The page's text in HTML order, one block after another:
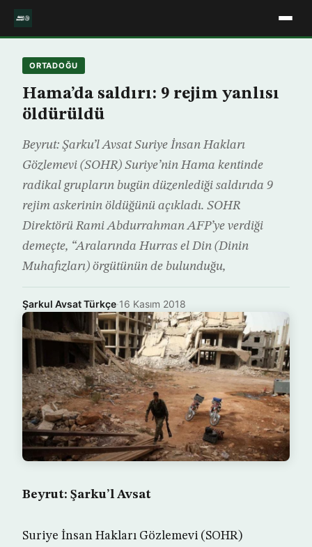
ORTADOĞU
Hama’da saldırı: 9 rejim yanlısı
öldürüldü
Beyrut: Şarku’l Avsat Suriye İnsan Hakları
Gözlemevi (SOHR) Suriye’nin Hama kentinde
radikal grupların bugün düzenlediği saldırıda 9
rejim askerinin öldüğünü açıkladı. SOHR
Direktörü Rami Abdurrahman AFP’ye verdiği
demeçte, “Aralarında Hurras el Din (Dinin
Muhafızları) örgütünün de bulunduğu,
Şarkul Avsat Türkçe·16 Kasım 2018
Beyrut: Şarku’l Avsat
Suriye İnsan Hakları Gözlemevi (SOHR)